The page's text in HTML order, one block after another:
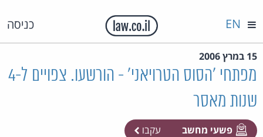
כניסה EN
15 במרץ 2006
מפתחי 'הסוס הטרויאני' - הורשעו. צפויים ל-4
שנות מאסר
פשעי מחשב עקבו